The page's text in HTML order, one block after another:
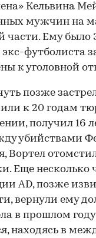
Кельвина
мужчин на
части. Ему было
экс-футболиста
к уголовной
позже
к 20 годам
получил 16
убийствами
Вортел
Еще несколько
AD, позже
вернули ему
в прошлом
находясь в